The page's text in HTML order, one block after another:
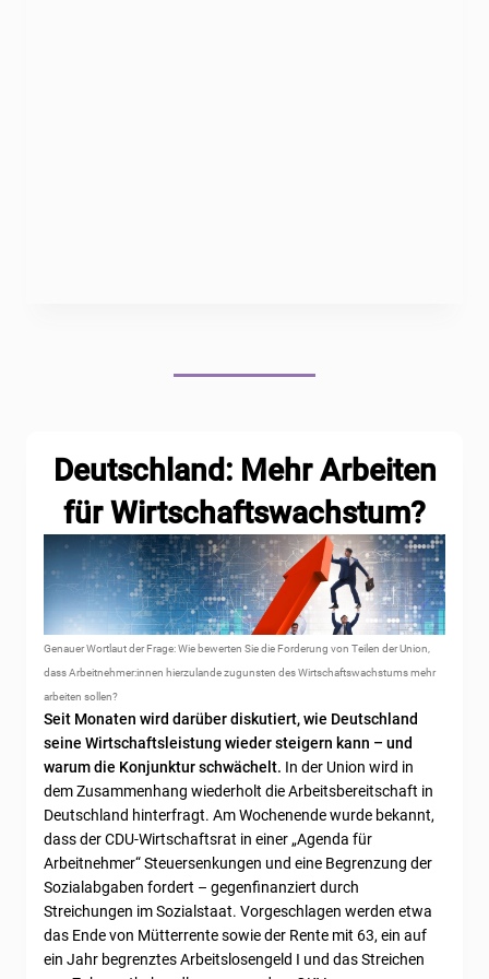
Deutschland: Mehr Arbeiten
für Wirtschaftswachstum?
Genauer Wortlaut der Frage: Wie bewerten Sie die Forderung von Teilen der Union,
dass Arbeitnehmer:innen hierzulande zugunsten des Wirtschaftswachstums mehr
arbeiten sollen?
Seit Monaten wird darüber diskutiert, wie Deutschland
seine Wirtschaftsleistung wieder steigern kann – und
warum die Konjunktur schwächelt. In der Union wird in
dem Zusammenhang wiederholt die Arbeitsbereitschaft in
Deutschland hinterfragt. Am Wochenende wurde bekannt,
dass der CDU-Wirtschaftsrat in einer „Agenda für
Arbeitnehmer“ Steuersenkungen und eine Begrenzung der
Sozialabgaben fordert – gegenfinanziert durch
Streichungen im Sozialstaat. Vorgeschlagen werden etwa
das Ende von Mütterrente sowie der Rente mit 63, ein auf
ein Jahr begrenztes Arbeitslosengeld I und das Streichen